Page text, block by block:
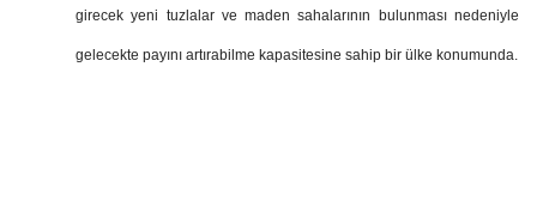
girecek yeni tuzlalar ve maden sahalarının bulunması nedeniyle
gelecekte payını artırabilme kapasitesine sahip bir ülke konumunda.